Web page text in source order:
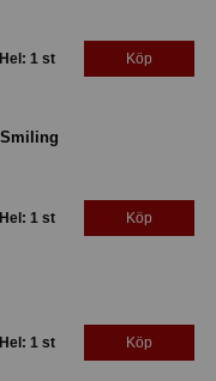
Hel: 1 st Köp
Hel: 1 st Köp
Hel: 1 st Köp